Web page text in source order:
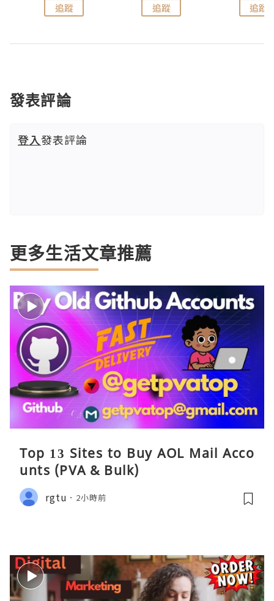
追蹤 追蹤 追蹤
發表評論
登入發表評論
更多生活文章推薦
Top 13 Sites to Buy AOL Mail Acco
unts (PVA & Bulk)
rgtu 2小時前